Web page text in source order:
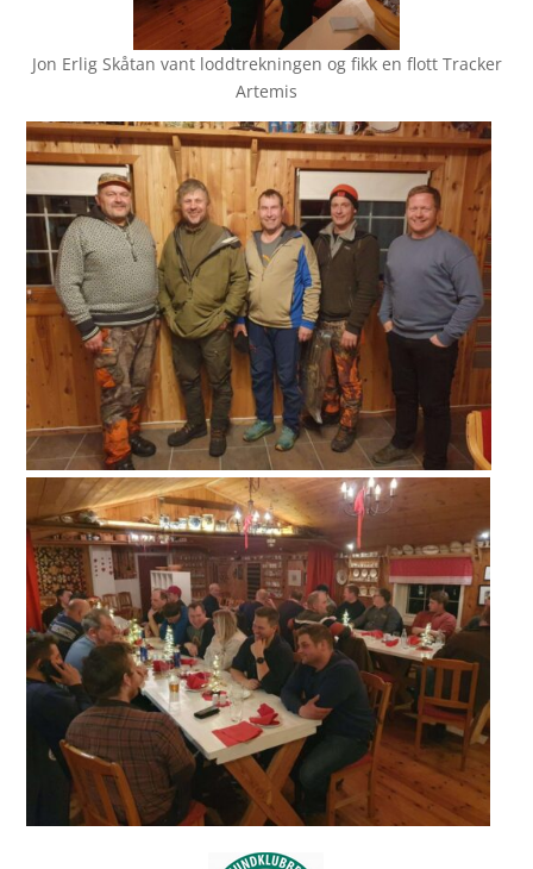
Jon Erlig Skåtan vant loddtrekningen og fikk en flott Tracker
Artemis